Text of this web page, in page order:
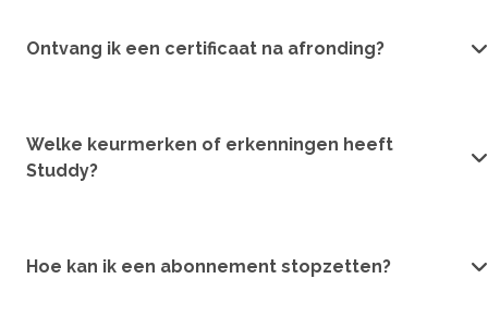
Ontvang ik een certificaat na afronding?
Welke keurmerken of erkenningen heeft
Studdy?
Hoe kan ik een abonnement stopzetten?